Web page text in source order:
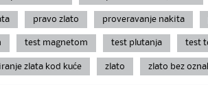
pravo zlato proveravanje nakita
test magnetom test plutanja test
zlata kod kuće zlato zlato bez